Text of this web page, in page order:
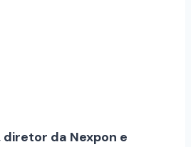
diretor da Nexpon e